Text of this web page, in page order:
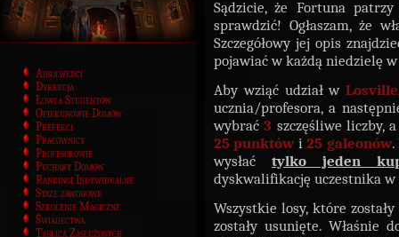
Absolwenci
Dyrekcja
Łowca Studentów
Opiekunowie Domów
Prefekci
Pracownicy
Profesorowie
Puchary Domów
Rankingi Indywidualne
Staże zawodowe
Szkolenie Magiczne
Świadectwa
Tablica Zasłużonych
Sądzicie, że Fortuna
sprawdzić! Ogłaszam, że
Szczegółowy jej opis
pojawiać w każdą niedzielę
Aby wziąć udział wLosville
ucznia/profesora, a
wybrać3 szczęśliwe liczby,
25 punktówi25 galeonów.
wysłaćtylko jeden
dyskwalifikację uczestnika
Wszystkie losy, które
zostały usunięte. Właśnie